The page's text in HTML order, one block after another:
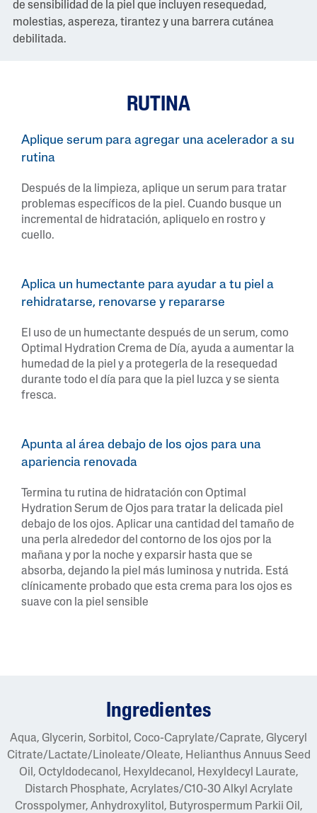
de sensibilidad de la piel que incluyen resequedad,
molestias, aspereza, tirantez y una barrera cutánea
debilitada.
RUTINA
Aplique serum para agregar una acelerador a su
rutina
Después de la limpieza, aplique un serum para tratar
problemas específicos de la piel. Cuando busque un
incremental de hidratación, apliquelo en rostro y
cuello.
Aplica un humectante para ayudar a tu piel a
rehidratarse, renovarse y repararse
El uso de un humectante después de un serum, como
Optimal Hydration Crema de Día, ayuda a aumentar la
humedad de la piel y a protegerla de la resequedad
durante todo el día para que la piel luzca y se sienta
fresca.
Apunta al área debajo de los ojos para una
apariencia renovada
Termina tu rutina de hidratación con Optimal
Hydration Serum de Ojos para tratar la delicada piel
debajo de los ojos. Aplicar una cantidad del tamaño de
una perla alrededor del contorno de los ojos por la
mañana y por la noche y exparsir hasta que se
absorba, dejando la piel más luminosa y nutrida. Está
clínicamente probado que esta crema para los ojos es
suave con la piel sensible
Ingredientes
Aqua, Glycerin, Sorbitol, Coco-Caprylate/Caprate, Glyceryl
Citrate/Lactate/Linoleate/Oleate, Helianthus Annuus Seed
Oil, Octyldodecanol, Hexyldecanol, Hexyldecyl Laurate,
Distarch Phosphate, Acrylates/C10-30 Alkyl Acrylate
Crosspolymer, Anhydroxylitol, Butyrospermum Parkii Oil,